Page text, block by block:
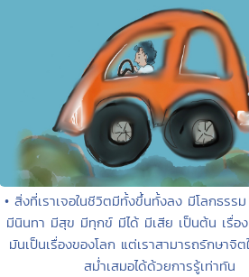
• สิ่งที่เราเจอในชีวิตมีทั้งขึ้นทั้งลง มีโลกธรร
มีนินทา มีสุข มีทุกข์ มีได้ มีเสีย เป็นต้น เรื่อง
มันเป็นเรื่องของโลก แต่เราสามารถรักษาจิต
สม่ำเสมอได้ด้วยการรู้เท่าทัน